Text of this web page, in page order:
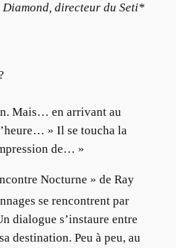
Diamond, directeur du Seti*
Mais… en arrivant au
» Il se toucha la
de… »
Nocturne » de Ray
se rencontrent par
dialogue s’instaure entre
destination. Peu à peu, au